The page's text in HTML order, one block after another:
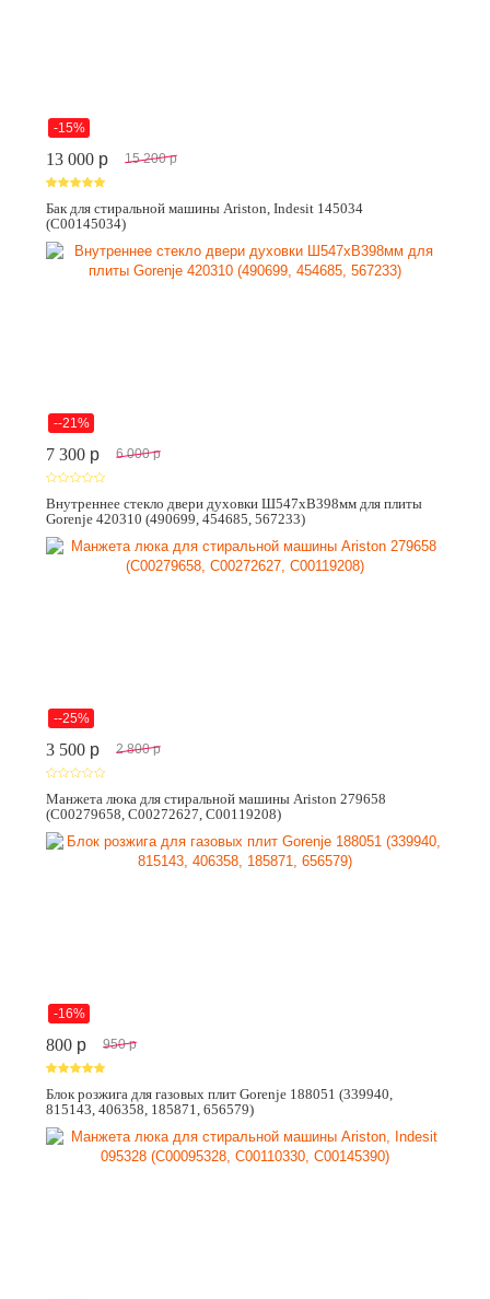
-15%
13 000 p 15 200 p
Бак для стиральной машины Ariston, Indesit 145034
(C00145034)
--21%
7 300 p 6 000 p
Внутреннее стекло двери духовки Ш547хВ398мм для плиты
Gorenje 420310 (490699, 454685, 567233)
--25%
3 500 p 2 800 p
Манжета люка для стиральной машины Ariston 279658
(C00279658, C00272627, C00119208)
-16%
800 p 950 p
Блок розжига для газовых плит Gorenje 188051 (339940,
815143, 406358, 185871, 656579)